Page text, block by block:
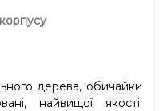
дерева, обичайки
найвищої якості.